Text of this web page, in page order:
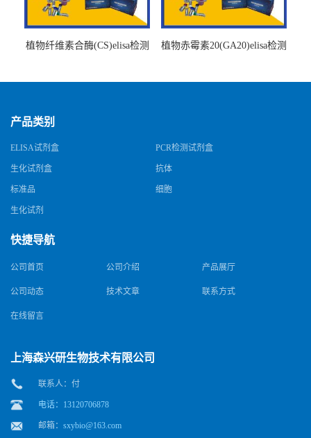
植物纤维素合酶(CS)elisa检测
植物赤霉素20(GA20)elisa检测
产品类别
ELISA试剂盒 PCR检测试剂盒
生化试剂盒 抗体
标准品 细胞
生化试剂
快捷导航
公司首页 公司介绍 产品展厅
公司动态 技术文章 联系方式
在线留言
上海森兴研生物技术有限公司
联系人：付
电话：13120706878
邮箱： sxybio@163.com